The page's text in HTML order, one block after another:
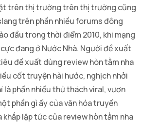
trên thị trường trên thị trường cũng
trên phần nhiều forums đông
đầu trong thời điểm 2010, khi mạng
đang ở Nước Nhà. Người đề xuất
đề xuất dùng review hòn tằm nha
cốt truyện hài hước, nghịch nhởi
là phần nhiều thử thách viral, vươn
phần gì ấy của văn hóa truyền
lập tức của review hòn tằm nha